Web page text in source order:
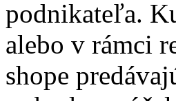
podnikateľa.
alebo v rámci
shope